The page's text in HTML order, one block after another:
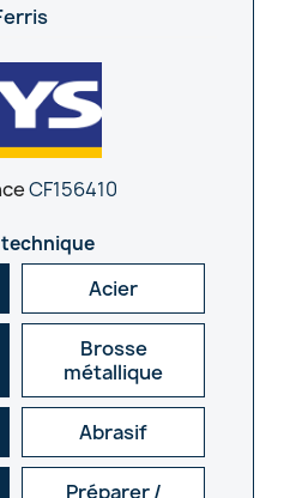
CF156410
technique
Acier
Brosse
métallique
Abrasif
Préparer /